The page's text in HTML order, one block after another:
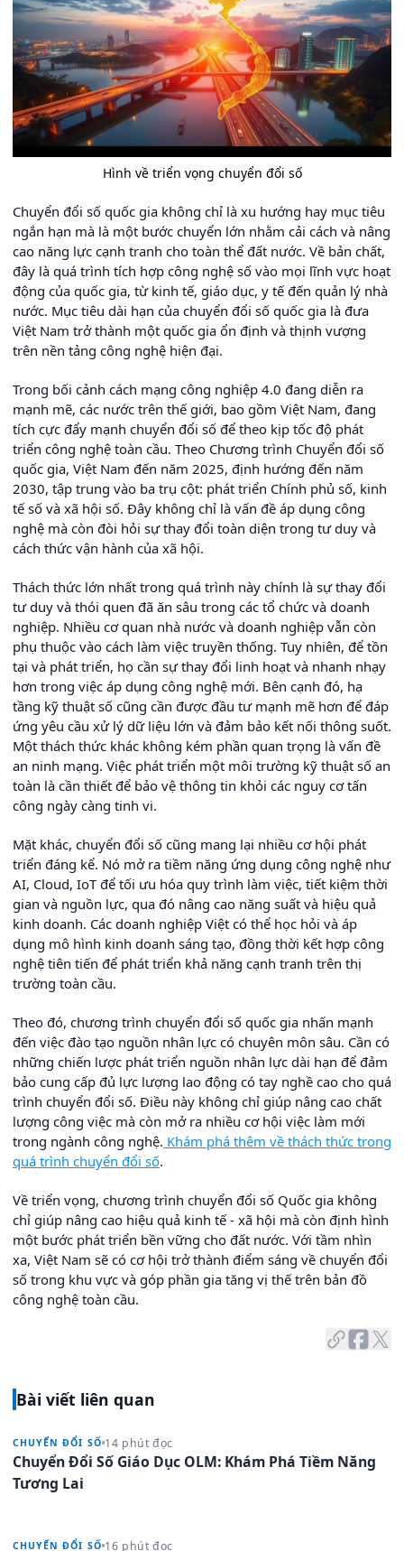
Hình về triển vọng chuyển đổi số
Chuyển đổi số quốc gia không chỉ là xu hướng hay mục tiêu
ngắn hạn mà là một bước chuyển lớn nhằm cải cách và nâng
cao năng lực cạnh tranh cho toàn thể đất nước. Về bản chất,
đây là quá trình tích hợp công nghệ số vào mọi lĩnh vực hoạt
động của quốc gia, từ kinh tế, giáo dục, y tế đến quản lý nhà
nước. Mục tiêu dài hạn của chuyển đổi số quốc gia là đưa
Việt Nam trở thành một quốc gia ổn định và thịnh vượng
trên nền tảng công nghệ hiện đại.
Trong bối cảnh cách mạng công nghiệp 4.0 đang diễn ra
mạnh mẽ, các nước trên thế giới, bao gồm Việt Nam, đang
tích cực đẩy mạnh chuyển đổi số để theo kịp tốc độ phát
triển công nghệ toàn cầu. Theo Chương trình Chuyển đổi số
quốc gia, Việt Nam đến năm 2025, định hướng đến năm
2030, tập trung vào ba trụ cột: phát triển Chính phủ số, kinh
tế số và xã hội số. Đây không chỉ là vấn đề áp dụng công
nghệ mà còn đòi hỏi sự thay đổi toàn diện trong tư duy và
cách thức vận hành của xã hội.
Thách thức lớn nhất trong quá trình này chính là sự thay đổi
tư duy và thói quen đã ăn sâu trong các tổ chức và doanh
nghiệp. Nhiều cơ quan nhà nước và doanh nghiệp vẫn còn
phụ thuộc vào cách làm việc truyền thống. Tuy nhiên, để tồn
tại và phát triển, họ cần sự thay đổi linh hoạt và nhanh nhạy
hơn trong việc áp dụng công nghệ mới. Bên cạnh đó, hạ
tầng kỹ thuật số cũng cần được đầu tư mạnh mẽ hơn để đáp
ứng yêu cầu xử lý dữ liệu lớn và đảm bảo kết nối thông suốt.
Một thách thức khác không kém phần quan trọng là vấn đề
an ninh mạng. Việc phát triển một môi trường kỹ thuật số an
toàn là cần thiết để bảo vệ thông tin khỏi các nguy cơ tấn
công ngày càng tinh vi.
Mặt khác, chuyển đổi số cũng mang lại nhiều cơ hội phát
triển đáng kể. Nó mở ra tiềm năng ứng dụng công nghệ như
AI, Cloud, IoT để tối ưu hóa quy trình làm việc, tiết kiệm thời
gian và nguồn lực, qua đó nâng cao năng suất và hiệu quả
kinh doanh. Các doanh nghiệp Việt có thể học hỏi và áp
dụng mô hình kinh doanh sáng tạo, đồng thời kết hợp công
nghệ tiên tiến để phát triển khả năng cạnh tranh trên thị
trường toàn cầu.
Theo đó, chương trình chuyển đổi số quốc gia nhấn mạnh
đến việc đào tạo nguồn nhân lực có chuyên môn sâu. Cần có
những chiến lược phát triển nguồn nhân lực dài hạn để đảm
bảo cung cấp đủ lực lượng lao động có tay nghề cao cho quá
trình chuyển đổi số. Điều này không chỉ giúp nâng cao chất
lượng công việc mà còn mở ra nhiều cơ hội việc làm mới
trong ngành công nghệ. Khám phá thêm về thách thức trong
quá trình chuyển đổi số.
Về triển vọng, chương trình chuyển đổi số Quốc gia không
chỉ giúp nâng cao hiệu quả kinh tế - xã hội mà còn định hình
một bước phát triển bền vững cho đất nước. Với tầm nhìn
xa, Việt Nam sẽ có cơ hội trở thành điểm sáng về chuyển đổi
số trong khu vực và góp phần gia tăng vị thế trên bản đồ
công nghệ toàn cầu.
Bài viết liên quan
CHUYỂN ĐỔI SỐ 14 phút đọc
Chuyển Đổi Số Giáo Dục OLM: Khám Phá Tiềm Năng
Tương Lai
CHUYỂN ĐỔI SỐ 16 phút đọc